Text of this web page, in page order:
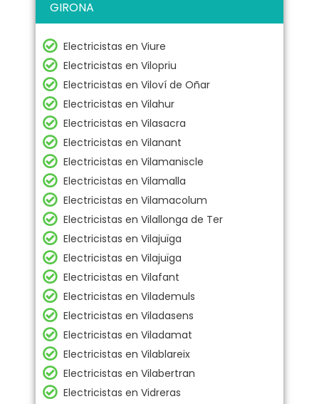
GIRONA
Electricistas en Viure
Electricistas en Vilopriu
Electricistas en Viloví de Oñar
Electricistas en Vilahur
Electricistas en Vilasacra
Electricistas en Vilanant
Electricistas en Vilamaniscle
Electricistas en Vilamalla
Electricistas en Vilamacolum
Electricistas en Vilallonga de Ter
Electricistas en Vilajuïga
Electricistas en Vilajuïga
Electricistas en Vilafant
Electricistas en Vilademuls
Electricistas en Viladasens
Electricistas en Viladamat
Electricistas en Vilablareix
Electricistas en Vilabertran
Electricistas en Vidreras